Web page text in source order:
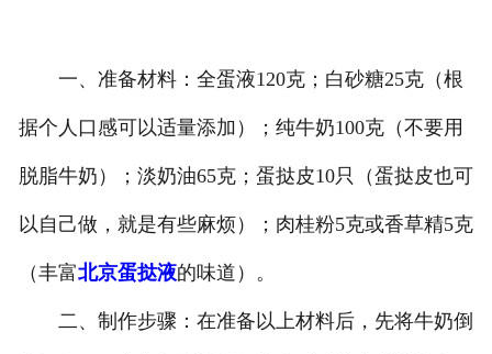
一、准备材料：全蛋液120克；白砂糖25克（根
据个人口感可以适量添加）；纯牛奶100克（不要用
脱脂牛奶）；淡奶油65克；蛋挞皮10只（蛋挞皮也可
以自己做，就是有些麻烦）；肉桂粉5克或香草精5克
（丰富北京蛋挞液的味道）。
二、制作步骤：在准备以上材料后，先将牛奶倒